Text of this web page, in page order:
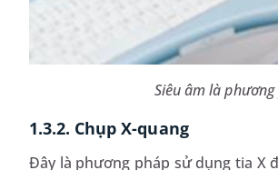
Siêu âm là
1.3.2. Chụp X-quang
Đây là phương pháp sử dụng tia X